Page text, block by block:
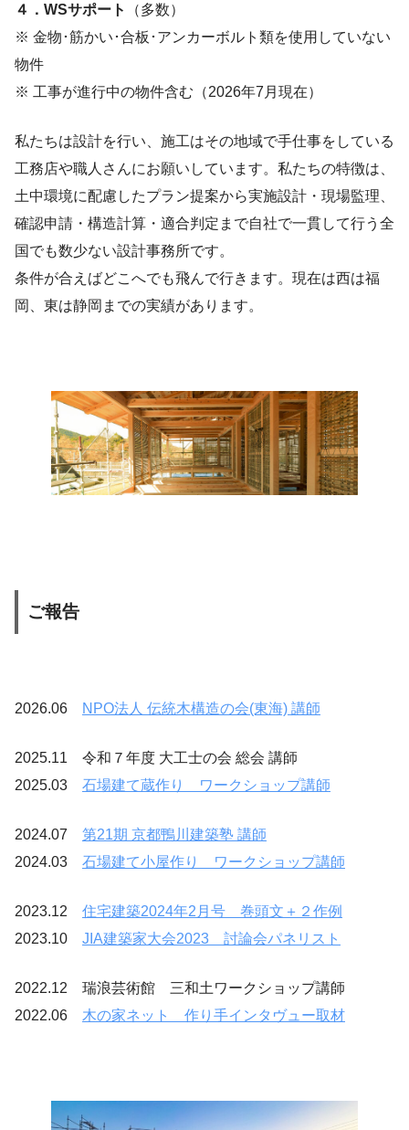
４．WSサポート
（多数）
※ 金物･筋かい･合板･アンカーボルト類を使用していない
物件
※ 工事が進行中の物件含む（2026年7月現在）
私たちは設計を行い、施工はその地域で手仕事をしている
工務店や職人さんにお願いしています。私たちの特徴は、
土中環境に配慮したプラン提案から実施設計・現場監理、
確認申請・構造計算・適合判定まで自社で一貫して行う全
国でも数少ない設計事務所です。
条件が合えばどこへでも飛んで行きます。現在は西は福
岡、東は静岡までの実績があります。
ご報告
2026.06 NPO法人 伝統木構造の会(東海) 講師
2025.11 令和７年度 大工士の会 総会 講師
2025.03 石場建て蔵作り ワークショップ講師
2024.07 第21期 京都鴨川建築塾 講師
2024.03 石場建て小屋作り ワークショップ講師
2023.12 住宅建築2024年2月号 巻頭文＋２作例
2023.10 JIA建築家大会2023 討論会パネリスト
2022.12 瑞浪芸術館 三和土ワークショップ講師
2022.06 木の家ネット 作り手インタヴュー取材